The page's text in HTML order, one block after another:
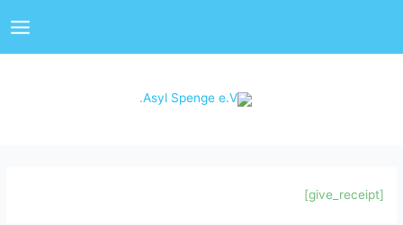
[give_receipt]